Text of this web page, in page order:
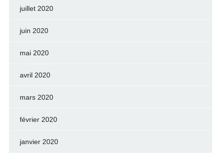
juillet 2020
juin 2020
mai 2020
avril 2020
mars 2020
février 2020
janvier 2020